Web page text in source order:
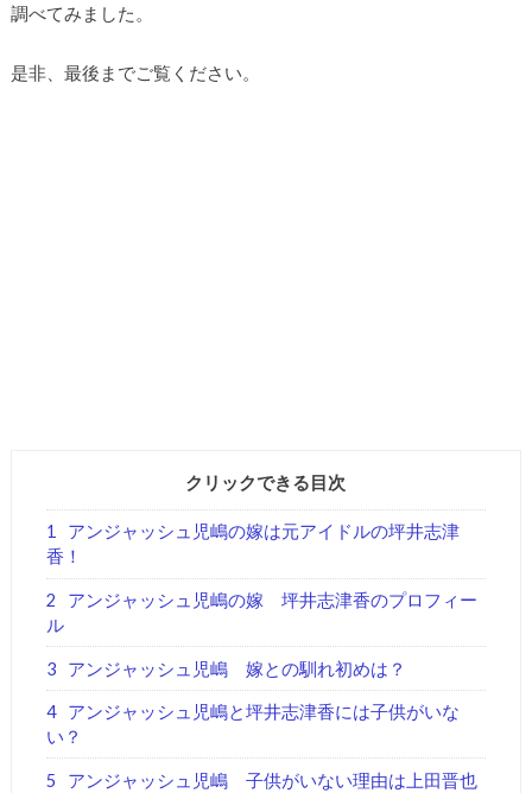
調べてみました。
是非、最後までご覧ください。
クリックできる目次
1
アンジャッシュ児嶋の嫁は元アイドルの坪井志津
香！
2
アンジャッシュ児嶋の嫁 坪井志津香のプロフィー
ル
3 アンジャッシュ児嶋 嫁との馴れ初めは？
4
アンジャッシュ児嶋と坪井志津香には子供がいな
い？
5
アンジャッシュ児嶋 子供がいない理由は上田晋也